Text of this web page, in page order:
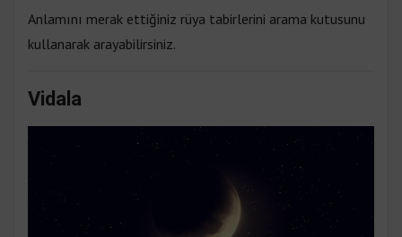
Anlamını merak ettiğiniz rüya tabirlerini arama kutusunu
kullanarak arayabilirsiniz.
Vidala